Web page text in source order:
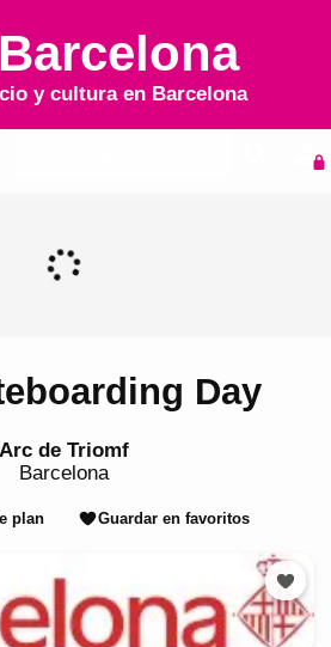
y cultura en Barcelona
Day
Arc de Triomf
Barcelona
plan Guardar en favoritos